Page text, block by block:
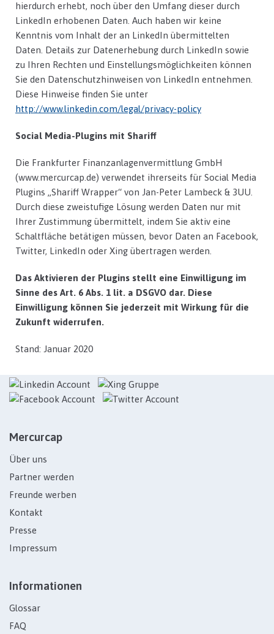
hierdurch erhebt, noch über den Umfang dieser durch
LinkedIn erhobenen Daten. Auch haben wir keine
Kenntnis vom Inhalt der an LinkedIn übermittelten
Daten. Details zur Datenerhebung durch LinkedIn sowie
zu Ihren Rechten und Einstellungsmöglichkeiten können
Sie den Datenschutzhinweisen von LinkedIn entnehmen.
Diese Hinweise finden Sie unter
http://www.linkedin.com/legal/privacy-policy
Social Media-Plugins mit Shariff
Die Frankfurter Finanzanlagenvermittlung GmbH
(www.mercurcap.de) verwendet ihrerseits für Social Media
Plugins „Shariff Wrapper“ von Jan-Peter Lambeck & 3UU.
Durch diese zweistufige Lösung werden Daten nur mit
Ihrer Zustimmung übermittelt, indem Sie aktiv eine
Schaltfläche betätigen müssen, bevor Daten an Facebook,
Twitter, LinkedIn oder Xing übertragen werden.
Das Aktivieren der Plugins stellt eine Einwilligung im
Sinne des Art. 6 Abs. 1 lit. a DSGVO dar. Diese
Einwilligung können Sie jederzeit mit Wirkung für die
Zukunft widerrufen.
Stand: Januar 2020
Mercurcap
Über uns
Partner werden
Freunde werben
Kontakt
Presse
Impressum
Informationen
Glossar
FAQ